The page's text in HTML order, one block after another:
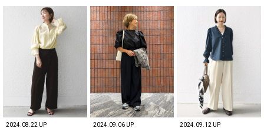
2024.08.22 UP 2024.09.06 UP 2024.09.12 UP